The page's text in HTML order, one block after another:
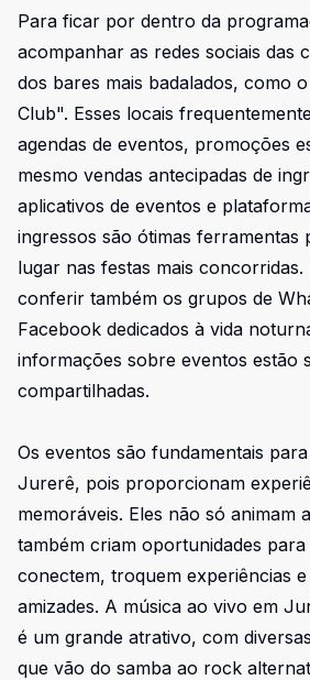
Para ficar por dentro da
acompanhar as redes sociais das
dos bares mais badalados, como
Club". Esses locais
agendas de eventos, promoções
mesmo vendas antecipadas de
aplicativos de eventos e
ingressos são ótimas ferramentas
lugar nas festas mais concorridas.
conferir também os grupos de
Facebook dedicados à vida
informações sobre eventos estão
compartilhadas.
Os eventos são fundamentais
Jurerê, pois proporcionam
memoráveis. Eles não só animam
também criam oportunidades para
conectem, troquem experiências
amizades. A música ao vivo em
é um grande atrativo, com
que vão do samba ao rock